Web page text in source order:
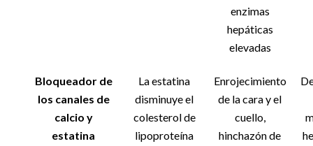
enzimas
hepáticas
elevadas
Bloqueador de
los canales de
calcio y
estatina
La estatina
disminuye el
colesterol de
lipoproteína
Enrojecimiento
de la cara y el
cuello,
hinchazón de